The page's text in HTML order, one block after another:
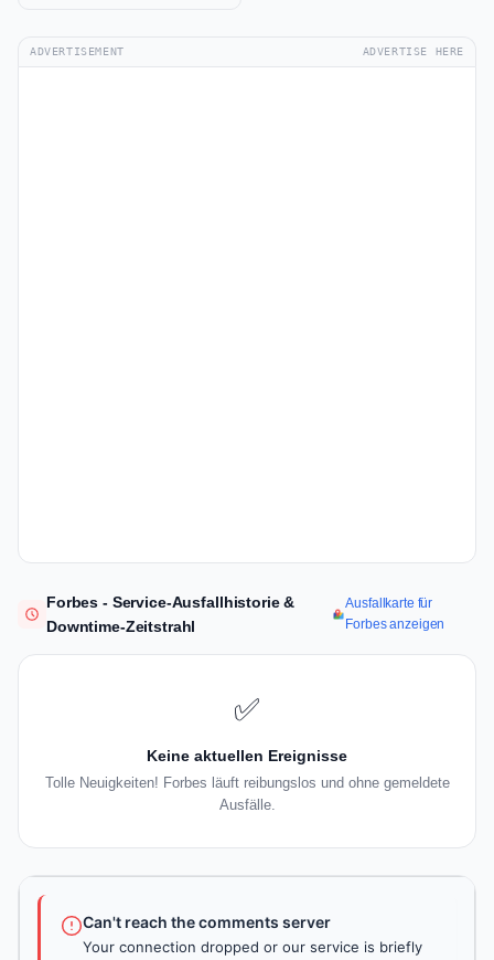
ADVERTISEMENT ADVERTISE HERE
Forbes - Service-Ausfallhistorie &
Downtime-Zeitstrahl
Ausfallkarte für
Forbes anzeigen
✅
Keine aktuellen Ereignisse
Tolle Neuigkeiten! Forbes läuft reibungslos und ohne gemeldete
Ausfälle.
Can't reach the comments server
Your connection dropped or our service is briefly